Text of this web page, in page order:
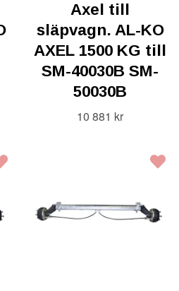
Axel till
släpvagn. AL-KO
AXEL 1500 KG till
SM-40030B SM-
50030B
10 881 kr